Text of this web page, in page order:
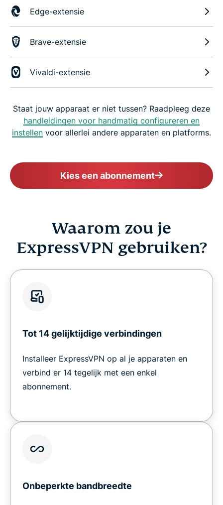
Edge-extensie
Brave-extensie
Vivaldi-extensie
Staat jouw apparaat er niet tussen? Raadpleeg deze
handleidingen voor handmatig configureren en
instellen voor allerlei andere apparaten en platforms.
Kies een abonnement
Waarom zou je
ExpressVPN gebruiken?
Tot 14 gelijktijdige verbindingen
Installeer ExpressVPN op al je apparaten en
verbind er 14 tegelijk met een enkel
abonnement.
Onbeperkte bandbreedte